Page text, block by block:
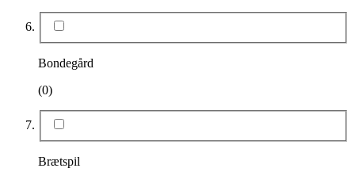
Bondegård
(0)
Brætspil